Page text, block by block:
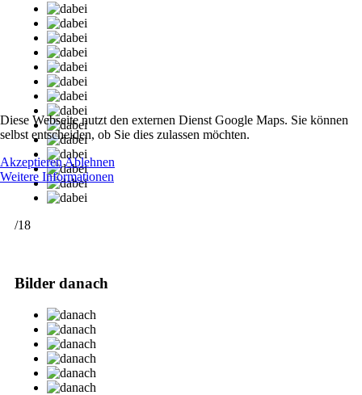
/18
Bilder danach
Diese Webseite nutzt den externen Dienst Google Maps. Sie können
selbst entscheiden, ob Sie dies zulassen möchten.
AkzeptierenAblehnen
Weitere Informationen